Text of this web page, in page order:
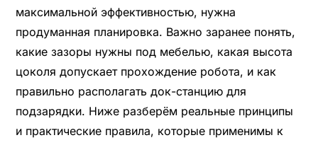
максимальной эффективностью, нужна
продуманная планировка. Важно заранее понять,
какие зазоры нужны под мебелью, какая высота
цоколя допускает прохождение робота, и как
правильно располагать док-станцию для
подзарядки. Ниже разберём реальные принципы
и практические правила, которые применимы к